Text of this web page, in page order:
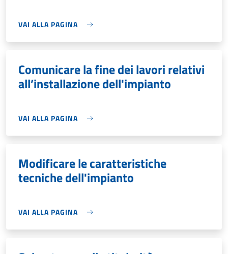
VAI ALLA PAGINA
Comunicare la fine dei lavori relativi
all’installazione dell'impianto
VAI ALLA PAGINA
Modificare le caratteristiche
tecniche dell'impianto
VAI ALLA PAGINA